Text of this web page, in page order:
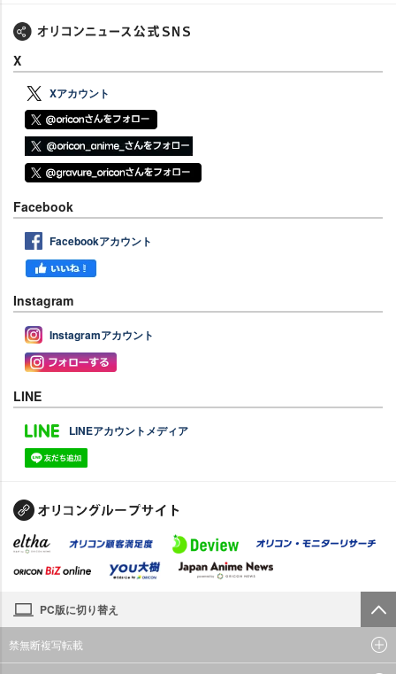
X
Xアカウント
Facebook
Facebookアカウント
Instagram
Instagramアカウント
LINE
LINEアカウントメディア
PC版に切り替え
禁無断複写転載